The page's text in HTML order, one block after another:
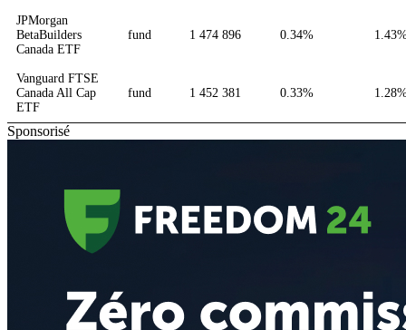
JPMorgan
BetaBuilders
Canada ETF
fund 1 474 896 0.34%
Vanguard FTSE
Canada All Cap
ETF
fund 1 452 381 0.33%
Sponsorisé